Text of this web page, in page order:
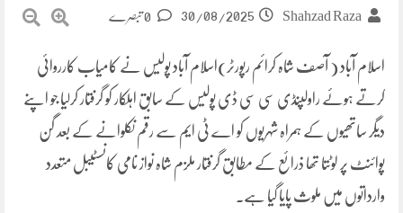
Shahzad Raza
30/08/2025
اسلام آباد ( آصف شاہ کرائم رپورٹر)اسلام آباد پولیس نے کامیاب کارروائی
کرتے ہوئے راولپنڈی سی سی ڈی پولیس کے سابق اہلکار کو گرفتار کرلیا جو اپنے
دیگر ساتھیوں کے ہمراہ شہریوں کو اے ٹی ایم سے رقم نکلوانے کے بعد گن
پوائنٹ پر لوٹتا تھا ذرائع کے مطابق گرفتار ملزم شاہ نواز نامی کانسٹیبل متعدد
وارداتوں میں ملوث پایا گیا ہے۔